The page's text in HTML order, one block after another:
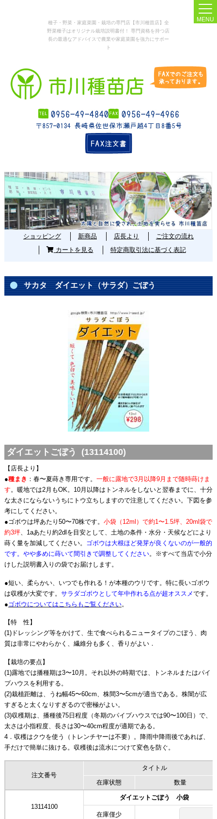
種子・野菜・家庭菜園・栽培の専門店【市川種苗店】全
野菜種子はオリジナル栽培説明書付！ 専門資格を持つ店
長の最適なアドバイスで農業や家庭菜園を強力にサポー
ト
MENU
ショッピング 新商品 店長より
ご注文の流れ
カートを見る
特定商取引法に基づく表記
サカタ ダイエット（サラダ）ごぼう
ダイエットごぼう (13114100)
【店長より】
●種まき ：春〜夏蒔き専用です。 一般に露地で3月以降9月まで随時蒔けま
す。暖地では2月もOK。10月以降はトンネルをしないと翌春までに、十分
な太さにならないうちにトウ立ちしますので注意してください。下図を参
考にしてください。
●ゴボウは坪あたり50〜70株です。 小袋（12ml）で約1〜1.5坪、20ml袋で
約3坪、1aあたり約2dlを目安として、土地の条件・水分・天候などにより
蒔く量を加減してください。 ゴボウは大根ほど発芽が良くないのが一般的
です。やや多めに蒔いて間引きで調整してください。※すべて当店で小分
けした説明書入りの袋でお届けします。
●短い、柔らかい、いつでも作れる！が本種のウリです。特に長いゴボウ
は収穫が大変です。 サラダゴボウとして年中作れる点が超オススメです。
● ゴボウについてはこちらもご覧ください。
【特 性】
(1)ドレッシング等をかけて、生で食べられるニュータイプのごぼう、肉
質は非常にやわらかく、繊維分も多く、香りがよい．
【栽培の要点】
(1)露地では播種期は3〜10月。それ以外の時期では、トンネルまたはパイ
プハウスを利用する。
(2)栽植距離は、うね幅45〜60cm、株間3〜5cmが適当である。株闇が広
すぎると太くなりすぎるので密極がよい。
(3)収穫期は、播種後75日程度（冬期のパイプハウスでは90〜100日）で、
太さは小指程度、長さは30〜40cm程度が適期である。
4．収穫はクウを使う（トレンチヤーは不要）。降雨中降雨後であれば、
手だけで簡単に抜ける。収穫後は流水につけて変色を防ぐ。
注文番号
タイトル
在庫状態
数量
13114100
ダイエットごぼう 小袋
在庫僅少